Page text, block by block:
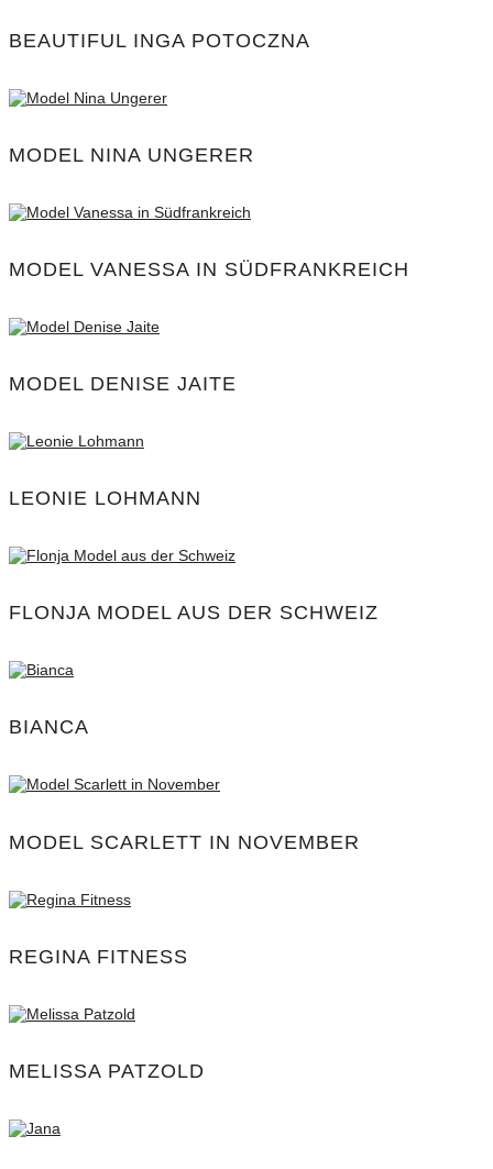
BEAUTIFUL INGA POTOCZNA
MODEL NINA UNGERER
MODEL VANESSA IN SÜDFRANKREICH
MODEL DENISE JAITE
LEONIE LOHMANN
FLONJA MODEL AUS DER SCHWEIZ
BIANCA
MODEL SCARLETT IN NOVEMBER
REGINA FITNESS
MELISSA PATZOLD